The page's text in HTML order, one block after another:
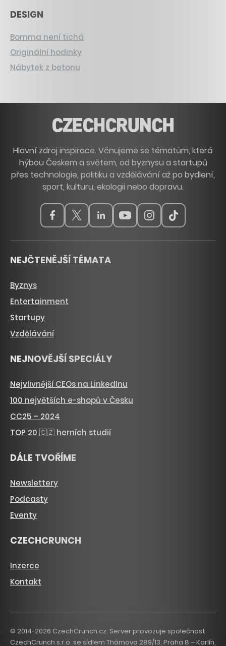
DESIGN
Bomma není tichá
Originální hodinky
Nábytek z betonu
Hlavní zdroj inspirace. Věnujeme se tématům, která
hýbou Českem a světem, od byznysu a startupů
přes technologie, politiku a vzdělávání až po bydlení,
sport, kulturu, ekologii nebo dopravu.
NEJČTENĚJŠÍ TÉMATA
Byznys
Entertainment
Startupy
Vzdělávání
NEJNOVĚJŠÍ SPECIÁLY
Nejvlivnější CEOs na LinkedInu
100 největších e-shopů v Česku
CC25 – 2024
TOP 20 🇨🇿 herních studií
DÁLE TVOŘÍME
Newslettery
Podcasty
Eventy
CZECHCRUNCH
Inzerce
Kontakt
© 2014-2026 CzechCrunch.cz. Server provozuje společnost
CzechCrunch s.r.o. se sídlem Thámova 289/13, Praha 8 – Karlín,